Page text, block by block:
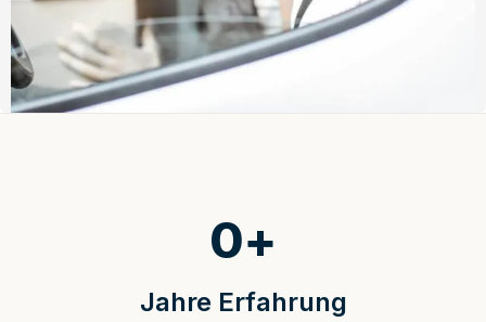
Jahre Erfahrung
0+